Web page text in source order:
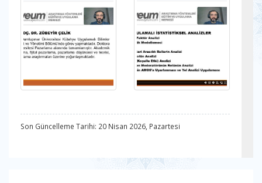
Son Güncelleme Tarihi: 20 Nisan 2026, Pazartesi